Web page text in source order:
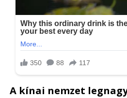
A kínai nemzet